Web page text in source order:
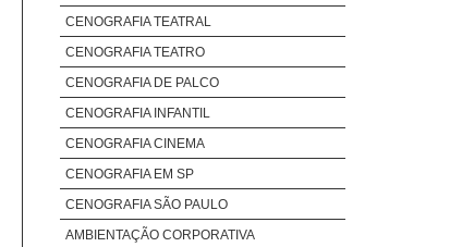
CENOGRAFIA TEATRAL
CENOGRAFIA TEATRO
CENOGRAFIA DE PALCO
CENOGRAFIA INFANTIL
CENOGRAFIA CINEMA
CENOGRAFIA EM SP
CENOGRAFIA SÃO PAULO
AMBIENTAÇÃO CORPORATIVA